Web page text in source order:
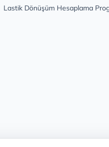
Lastik Dönüşüm Hesaplama